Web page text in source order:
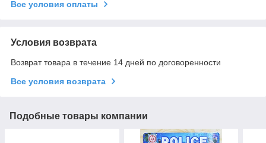
Все условия оплаты
Условия возврата
Возврат товара в течение 14 дней по договоренности
Все условия возврата
Подобные товары компании